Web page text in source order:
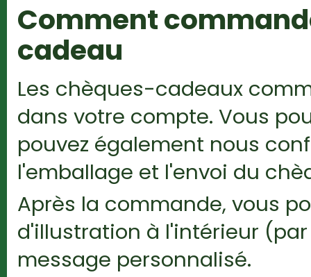
Comment
cadeau
Les chèques-cadeaux
dans votre compte. Vous
pouvez également nous
l'emballage et l'envoi du
Après la commande, vous
d'illustration à l'intérieur
message personnalisé.